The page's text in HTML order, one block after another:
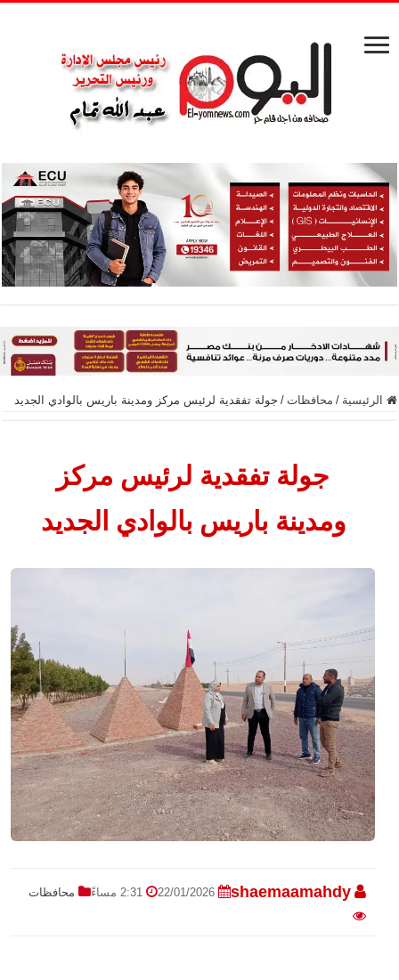
الرئيسية / محافظات / جولة تفقدية لرئيس مركز ومدينة باريس بالوادي الجديد
جولة تفقدية لرئيس مركز
ومدينة باريس بالوادي الجديد
shaemaamahdy
22/01/2026 محافظات